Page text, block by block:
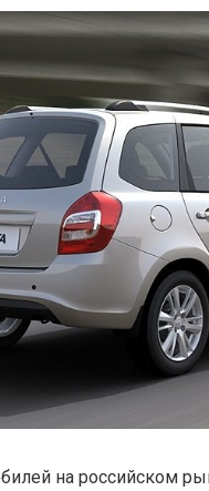
на российском